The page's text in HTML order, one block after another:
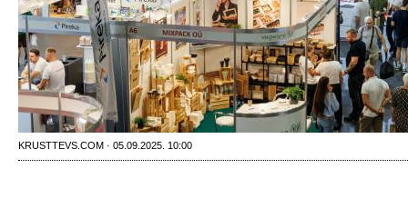
KRUSTTEVS.COM · 05.09.2025. 10:00